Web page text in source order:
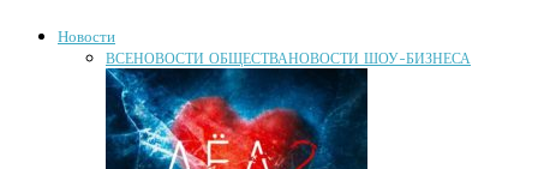
Новости
ВСЕНОВОСТИ ОБЩЕСТВАНОВОСТИ ШОУ-БИЗНЕСА